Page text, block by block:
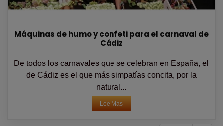
Máquinas de humo y confeti para el carnaval de
Cádiz
De todos los carnavales que se celebran en España, el
de Cádiz es el que más simpatías concita, por la
natural...
Lee Mas